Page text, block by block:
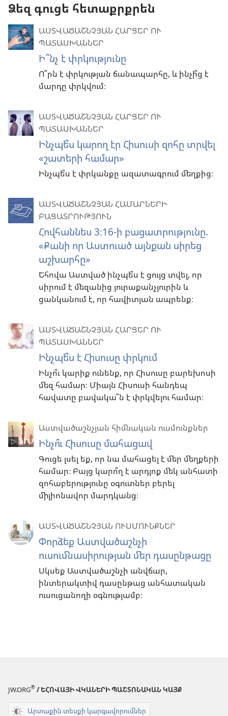
Ձեզ գուցե հետաքրքրեն
ԱՍՏՎԱԾԱՇՆՉՅԱՆ ՀԱՐՑԵՐ ՈՒ
ՊԱՏԱՍԽԱՆՆԵՐ
Ի՞նչ է փրկությունը
Ո՞րն է փրկության ճանապարհը, և ինչի՞ց է
մարդը փրկվում։
ԱՍՏՎԱԾԱՇՆՉՅԱՆ ՀԱՐՑԵՐ ՈՒ
ՊԱՏԱՍԽԱՆՆԵՐ
Ինչպե՞ս կարող էր Հիսուսի զոհը տրվել
«շատերի համար»
Ինչպե՞ս է փրկանքը ազատագրում մեղքից։
ԱՍՏՎԱԾԱՇՆՉՅԱՆ ՀԱՄԱՐՆԵՐԻ
ԲԱՑԱՏՐՈՒԹՅՈՒՆ
Հովհաննես 3։16-ի բացատրությունը.
«Քանի որ Աստուած այնքան սիրեց
աշխարհը»
Եհովա Աստված ինչպե՞ս է ցույց տվել, որ
սիրում է մեզանից յուրաքանչյուրին և
ցանկանում է, որ հավիտյան ապրենք։
ԱՍՏՎԱԾԱՇՆՉՅԱՆ ՀԱՐՑԵՐ ՈՒ
ՊԱՏԱՍԽԱՆՆԵՐ
Ինչպե՞ս է Հիսուսը փրկում
Ինչո՞ւ կարիք ունենք, որ Հիսուսը բարեխոսի
մեզ համար։ Միայն Հիսուսի հանդեպ
հավատը բավակա՞ն է փրկվելու համար։
Աստվածաշնչյան հիմնական ուսմունքներ
Ինչո՞ւ Հիսուսը մահացավ
Գուցե լսել եք, որ նա մահացել է մեր մեղքերի
համար։ Բայց կարո՞ղ է արդյոք մեկ անհատի
զոհաբերությունը օգուտներ բերել
միլիոնավոր մարդկանց։
ԱՍՏՎԱԾԱՇՆՉՅԱՆ ՈՒՍՄՈՒՆՔՆԵՐ
Փորձեք Աստվածաշնչի
ուսումնասիրության մեր դասընթացը
Սկսեք Աստվածաշնչի անվճար,
ինտերակտիվ դասընթաց անհատական
ուսուցանողի օգնությամբ։
JW.ORG® / ԵՀՈՎԱՅԻ ՎԿԱՆԵՐԻ ՊԱՇՏՈՆԱԿԱՆ ԿԱՅՔ
Արտաքին տեսքի կարգավորումներ